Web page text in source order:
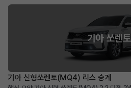
SUV의 고급 옵션과 ...
기아 쏘렌토
기아 신형쏘렌토(MQ4) 리스 승계